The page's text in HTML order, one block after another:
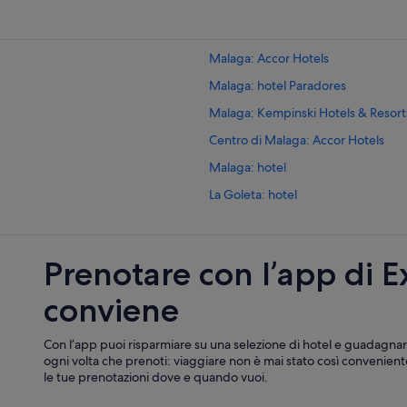
Malaga: Accor Hotels
Malaga: hotel Paradores
Malaga: Kempinski Hotels &
Centro di Malaga: Accor Hotels
Malaga: hotel
La Goleta: hotel
Malaga: Hotel economici
Malaga: Hotel per chi ama
Malaga: Capsule Hotel
Prenotare con l’app di
conviene
Con l’app puoi risparmiare su una selezione di hotel e
ogni volta che prenoti: viaggiare non è mai stato così
le tue prenotazioni dove e quando vuoi.